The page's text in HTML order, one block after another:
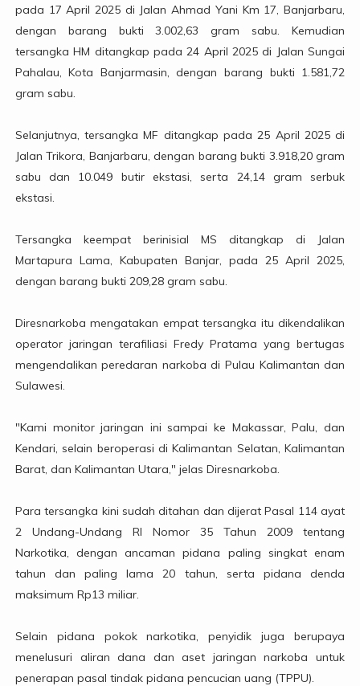
pada 17 April 2025 di Jalan Ahmad Yani Km 17, Banjarbaru,
dengan barang bukti 3.002,63 gram sabu. Kemudian
tersangka HM ditangkap pada 24 April 2025 di Jalan Sungai
Pahalau, Kota Banjarmasin, dengan barang bukti 1.581,72
gram sabu.
Selanjutnya, tersangka MF ditangkap pada 25 April 2025 di
Jalan Trikora, Banjarbaru, dengan barang bukti 3.918,20 gram
sabu dan 10.049 butir ekstasi, serta 24,14 gram serbuk
ekstasi.
Tersangka keempat berinisial MS ditangkap di Jalan
Martapura Lama, Kabupaten Banjar, pada 25 April 2025,
dengan barang bukti 209,28 gram sabu.
Diresnarkoba mengatakan empat tersangka itu dikendalikan
operator jaringan terafiliasi Fredy Pratama yang bertugas
mengendalikan peredaran narkoba di Pulau Kalimantan dan
Sulawesi.
"Kami monitor jaringan ini sampai ke Makassar, Palu, dan
Kendari, selain beroperasi di Kalimantan Selatan, Kalimantan
Barat, dan Kalimantan Utara," jelas Diresnarkoba.
Para tersangka kini sudah ditahan dan dijerat Pasal 114 ayat
2 Undang-Undang RI Nomor 35 Tahun 2009 tentang
Narkotika, dengan ancaman pidana paling singkat enam
tahun dan paling lama 20 tahun, serta pidana denda
maksimum Rp13 miliar.
Selain pidana pokok narkotika, penyidik juga berupaya
menelusuri aliran dana dan aset jaringan narkoba untuk
penerapan pasal tindak pidana pencucian uang (TPPU).